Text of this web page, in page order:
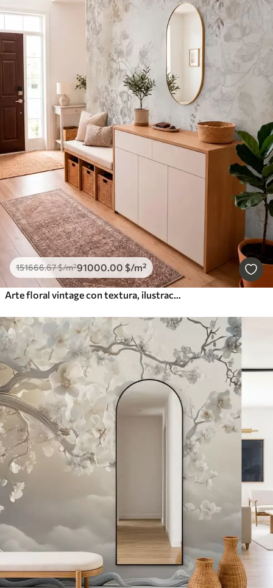
151666.67$/m²91000 .00 $/m²